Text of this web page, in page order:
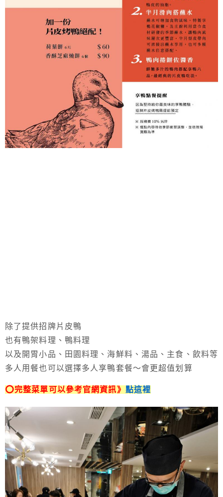
除了提供招牌片皮鴨
也有鴨架料理、鴨料理
以及開胃小品、田園料理、海鮮料、湯品、主食、飲料等
多人用餐也可以選擇多人享鴨套餐～會更超值划算
⭕完整菜單可以參考官網資訊》 點這裡